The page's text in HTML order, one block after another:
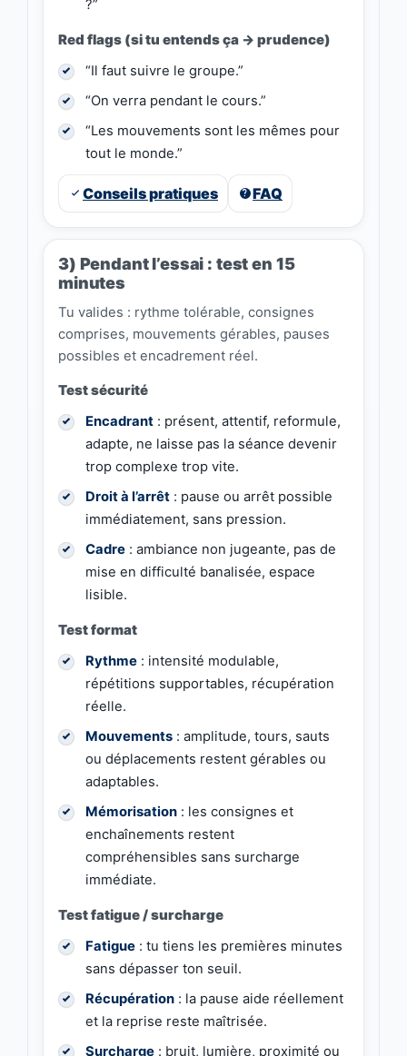
?”
Red flags (si tu entends ça → prudence)
“Il faut suivre le groupe.”
“On verra pendant le cours.”
“Les mouvements sont les mêmes pour
tout le monde.”
Conseils pratiques FAQ
3) Pendant l’essai : test en 15
minutes
Tu valides : rythme tolérable, consignes
comprises, mouvements gérables, pauses
possibles et encadrement réel.
Test sécurité
Encadrant : présent, attentif, reformule,
adapte, ne laisse pas la séance devenir
trop complexe trop vite.
Droit à l’arrêt : pause ou arrêt possible
immédiatement, sans pression.
Cadre : ambiance non jugeante, pas de
mise en difficulté banalisée, espace
lisible.
Test format
Rythme : intensité modulable,
répétitions supportables, récupération
réelle.
Mouvements : amplitude, tours, sauts
ou déplacements restent gérables ou
adaptables.
Mémorisation : les consignes et
enchaînements restent
compréhensibles sans surcharge
immédiate.
Test fatigue / surcharge
Fatigue : tu tiens les premières minutes
sans dépasser ton seuil.
Récupération : la pause aide réellement
et la reprise reste maîtrisée.
Surcharge : bruit, lumière, proximité ou